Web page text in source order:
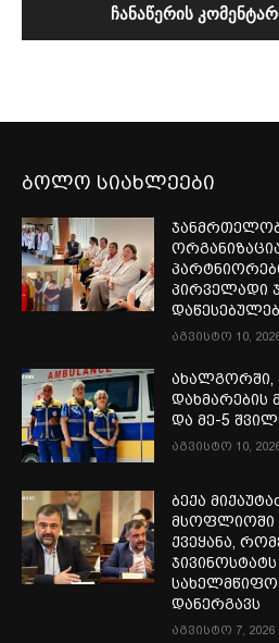
ბოლო სიახლეები
პირველადი
აგვისტო 10,
ახალგორში,
დახმარების
და მე-5
აგვისტო 10,
ბექა
მსოფლიოში
ქვეყანა,
ჯივინოსტატს
დანერგავს
აგვისტო 7, 2026